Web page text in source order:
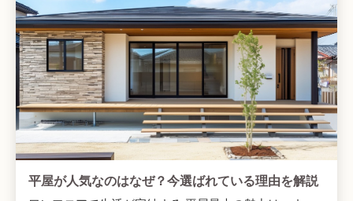
平屋が人気なのはなぜ？今選ばれている理由を解説